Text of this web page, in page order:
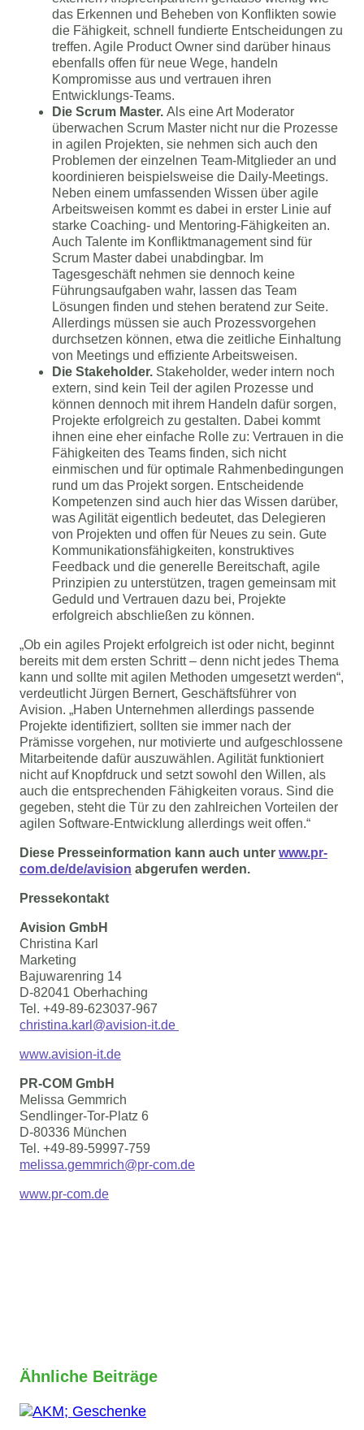
das Erkennen und Beheben von Konflikten sowie
die Fähigkeit, schnell fundierte Entscheidungen zu
treffen. Agile Product Owner sind darüber hinaus
ebenfalls offen für neue Wege, handeln
Kompromisse aus und vertrauen ihren
Entwicklungs-Teams.
Die Scrum Master. Als eine Art Moderator
überwachen Scrum Master nicht nur die Prozesse
in agilen Projekten, sie nehmen sich auch den
Problemen der einzelnen Team-Mitglieder an und
koordinieren beispielsweise die Daily-Meetings.
Neben einem umfassenden Wissen über agile
Arbeitsweisen kommt es dabei in erster Linie auf
starke Coaching- und Mentoring-Fähigkeiten an.
Auch Talente im Konfliktmanagement sind für
Scrum Master dabei unabdingbar. Im
Tagesgeschäft nehmen sie dennoch keine
Führungsaufgaben wahr, lassen das Team
Lösungen finden und stehen beratend zur Seite.
Allerdings müssen sie auch Prozessvorgehen
durchsetzen können, etwa die zeitliche Einhaltung
von Meetings und effiziente Arbeitsweisen.
Die Stakeholder. Stakeholder, weder intern noch
extern, sind kein Teil der agilen Prozesse und
können dennoch mit ihrem Handeln dafür sorgen,
Projekte erfolgreich zu gestalten. Dabei kommt
ihnen eine eher einfache Rolle zu: Vertrauen in die
Fähigkeiten des Teams finden, sich nicht
einmischen und für optimale Rahmenbedingungen
rund um das Projekt sorgen. Entscheidende
Kompetenzen sind auch hier das Wissen darüber,
was Agilität eigentlich bedeutet, das Delegieren
von Projekten und offen für Neues zu sein. Gute
Kommunikationsfähigkeiten, konstruktives
Feedback und die generelle Bereitschaft, agile
Prinzipien zu unterstützen, tragen gemeinsam mit
Geduld und Vertrauen dazu bei, Projekte
erfolgreich abschließen zu können.
„Ob ein agiles Projekt erfolgreich ist oder nicht, beginnt
bereits mit dem ersten Schritt – denn nicht jedes Thema
kann und sollte mit agilen Methoden umgesetzt werden“,
verdeutlicht Jürgen Bernert, Geschäftsführer von
Avision. „Haben Unternehmen allerdings passende
Projekte identifiziert, sollten sie immer nach der
Prämisse vorgehen, nur motivierte und aufgeschlossene
Mitarbeitende dafür auszuwählen. Agilität funktioniert
nicht auf Knopfdruck und setzt sowohl den Willen, als
auch die entsprechenden Fähigkeiten voraus. Sind die
gegeben, steht die Tür zu den zahlreichen Vorteilen der
agilen Software-Entwicklung allerdings weit offen.“
Diese Presseinformation kann auch unter www.pr-
com.de/de/avision abgerufen werden.
Pressekontakt
Avision GmbH
Christina Karl
Marketing
Bajuwarenring 14
D-82041 Oberhaching
Tel. +49-89-623037-967
christina.karl@avision-it.de
www.avision-it.de
PR-COM GmbH
Melissa Gemmrich
Sendlinger-Tor-Platz 6
D-80336 München
Tel. +49-89-59997-759
melissa.gemmrich@pr-com.de
www.pr-com.de
Ähnliche Beiträge